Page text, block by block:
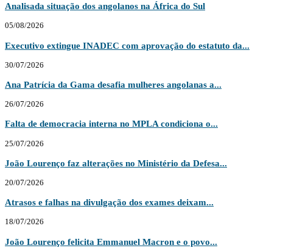
Analisada situação dos angolanos na África do Sul
05/08/2026
Executivo extingue INADEC com aprovação do estatuto da...
30/07/2026
Ana Patrícia da Gama desafia mulheres angolanas a...
26/07/2026
Falta de democracia interna no MPLA condiciona o...
25/07/2026
João Lourenço faz alterações no Ministério da Defesa...
20/07/2026
Atrasos e falhas na divulgação dos exames deixam...
18/07/2026
João Lourenço felicita Emmanuel Macron e o povo...